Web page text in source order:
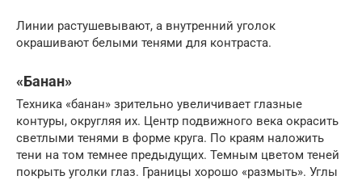
Линии растушевывают, а внутренний уголок
окрашивают белыми тенями для контраста.
«Банан»
Техника «банан» зрительно увеличивает глазные
контуры, округляя их. Центр подвижного века окрасить
светлыми тенями в форме круга. По краям наложить
тени на том темнее предыдущих. Темным цветом теней
покрыть уголки глаз. Границы хорошо «размыть». Углы